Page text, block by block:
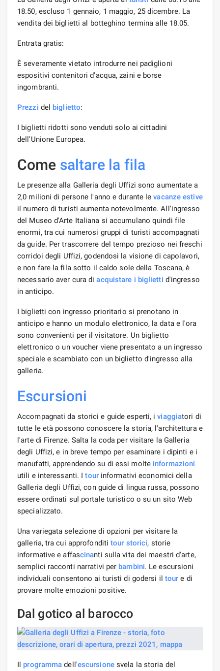
18.50, escluso 1 gennaio, 1 maggio, 25 dicembre. La
vendita dei biglietti al botteghino termina alle 18.05.
Entrata gratis:
È severamente vietato introdurre nei padiglioni
espositivi contenitori d'acqua, zaini e borse
ingombranti.
Prezzi del biglietto:
I biglietti ridotti sono venduti solo ai cittadini
dell'Unione Europea.
Come saltare la fila
Le presenze alla Galleria degli Uffizi sono aumentate a
2,0 milioni di persone l'anno e durante levacanze estive
il numero di turisti aumenta notevolmente. All'ingresso
del Museo d'Arte Italiana si accumulano quindi file
enormi, tra cui numerosi gruppi di turisti accompagnati
da guide. Per trascorrere del tempo prezioso nei freschi
corridoi degli Uffizi, godendosi la visione di capolavori,
e non fare la fila sotto il caldo sole della Toscana, è
necessario aver cura diacquistare i biglietti d'ingresso
in anticipo.
I biglietti con ingresso prioritario si prenotano in
anticipo e hanno un modulo elettronico, la data e l'ora
sono convenienti per il visitatore. Un biglietto
elettronico o un voucher viene presentato a un ingresso
speciale e scambiato con un biglietto d'ingresso alla
galleria.
Escursioni
Accompagnati da storici e guide esperti, iviaggiatori di
tutte le età possono conoscere la storia, l'architettura e
l'arte di Firenze. Salta la coda per visitare la Galleria
degli Uffizi, e in breve tempo per esaminare i dipinti e i
manufatti, apprendendo su di essi molte informazioni
utili e interessanti. Itourinformativi economici della
Galleria degli Uffizi, con guide di lingua russa, possono
essere ordinati sul portale turistico o su un sito Web
specializzato.
Una variegata selezione di opzioni per visitare la
galleria, tra cui approfondititour storici, storie
informative e affascinanti sulla vita dei maestri d'arte,
semplici racconti narrativi per bambini. Le escursioni
individuali consentono ai turisti di godersi il tour e di
provare molte emozioni positive.
Dal gotico al barocco
Il programma dell'escursionesvela la storia del